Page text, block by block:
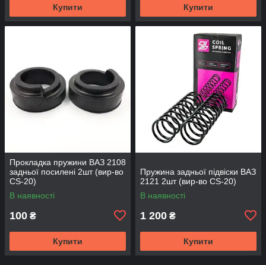
Купити Купити
Прокладка пружини ВАЗ 2108
задньої посилені 2шт (вир-во
CS-20)
В наявності
100 ₴
Купити
Пружина задньої підвіски ВАЗ
2121 2шт (вир-во CS-20)
В наявності
1 200 ₴
Купити